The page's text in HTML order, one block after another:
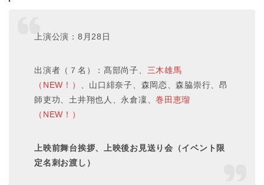
上演公演：8月28日
出演者（７名）：髙部尚子、 三木雄馬
（NEW！）
、山口緋奈子、森岡恋、森脇崇行、昂
師吏功、土井翔也人、永倉凜、巻田恵瑠
（NEW！）
上映前舞台挨拶、上映後お見送り会（イベント限
定名刺お渡し）